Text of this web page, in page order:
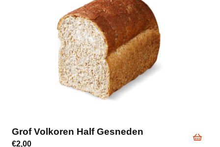
Grof Volkoren Half Gesneden
€2,00